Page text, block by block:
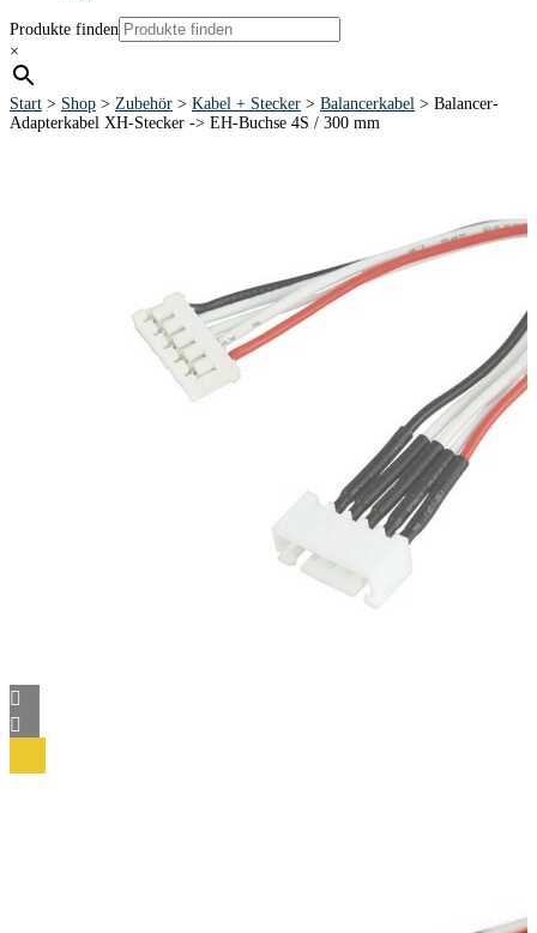
Produkte finden
×
Start > Shop > Zubehör > Kabel + Stecker > Balancerkabel > Balancer-
Adapterkabel XH-Stecker -> EH-Buchse 4S / 300 mm